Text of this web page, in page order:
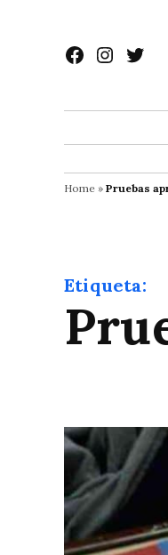
contenido
Facebook
Instagram
Home » Pruebas
Etiqueta: